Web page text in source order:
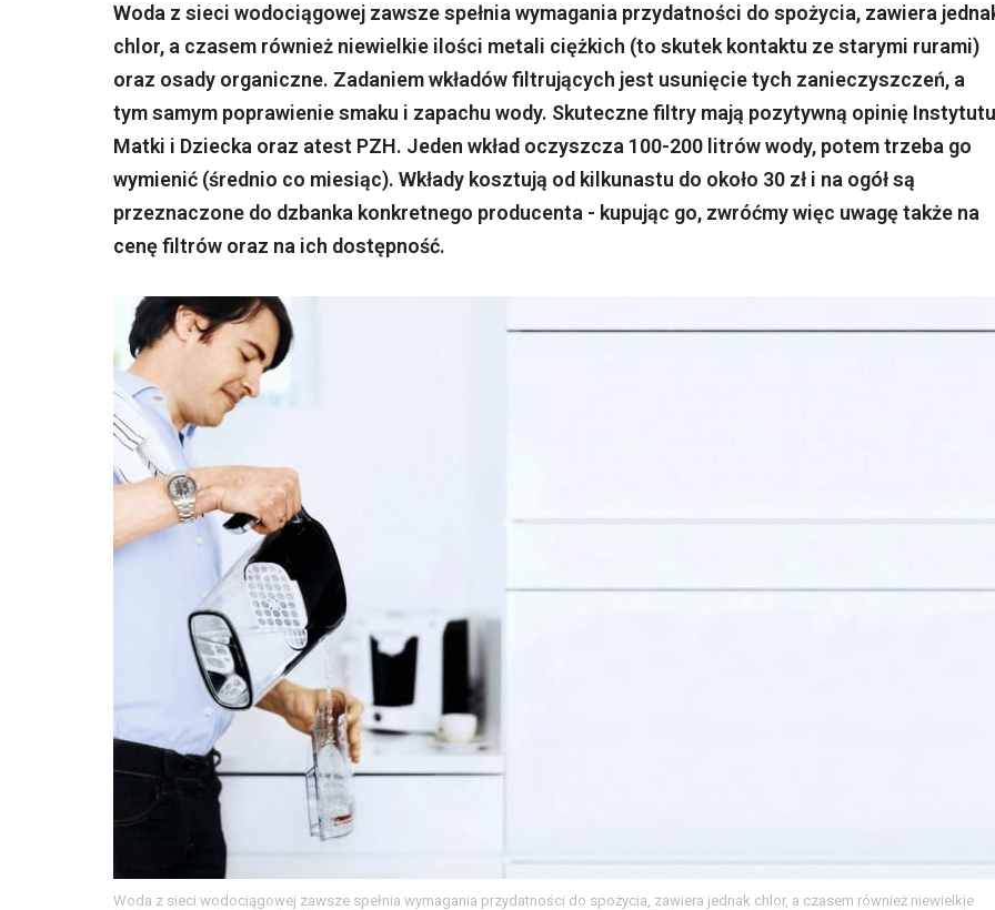
Woda z sieci wodociągowej zawsze spełnia wymagania przydatności do spożycia, zawiera
chlor, a czasem również niewielkie ilości metali ciężkich (to skutek kontaktu ze starymi rurami)
oraz osady organiczne. Zadaniem wkładów filtrujących jest usunięcie tych zanieczyszczeń, a
tym samym poprawienie smaku i zapachu wody. Skuteczne filtry mają pozytywną opinię Instytutu
Matki i Dziecka oraz atest PZH. Jeden wkład oczyszcza 100-200 litrów wody, potem trzeba go
wymienić (średnio co miesiąc). Wkłady kosztują od kilkunastu do około 30 zł i na ogół są
przeznaczone do dzbanka konkretnego producenta - kupując go, zwróćmy więc uwagę także na
cenę filtrów oraz na ich dostępność.
Woda z sieci wodociągowej zawsze spełnia wymagania przydatności do spożycia, zawiera jednak chlor, a czasem również niewielkie